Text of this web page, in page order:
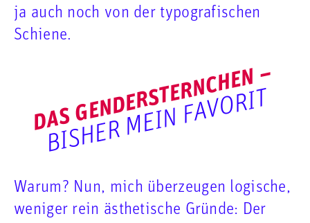
ja auch noch von der typografischen
Schiene.
DAS GENDERSTERNCHEN –
BISHER MEIN FAVORIT
Warum? Nun, mich überzeugen logische,
weniger rein ästhetische Gründe: Der